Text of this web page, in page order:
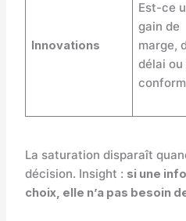
Innovations
Est-ce
gain de
marge,
délai ou
La saturation disparaît
décision. Insight : si une
choix, elle n’a pas besoin